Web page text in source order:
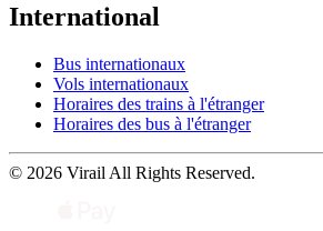
International
Bus internationaux
Vols internationaux
Horaires des trains à l'étranger
Horaires des bus à l'étranger
© 2026 Virail All Rights Reserved.